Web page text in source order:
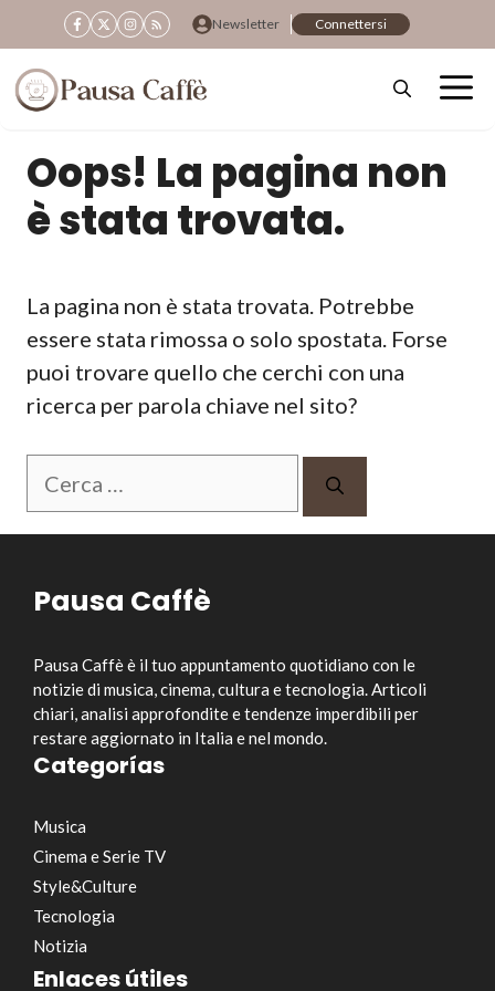
al
contenuto
Newsletter Connettersi
Oops! La pagina non
è stata trovata.
La pagina non è stata trovata. Potrebbe
essere stata rimossa o solo spostata. Forse
puoi trovare quello che cerchi con una
ricerca per parola chiave nel sito?
Ricerca
Pausa Caffè
Pausa Caffè è il tuo appuntamento quotidiano con le
notizie di musica, cinema, cultura e tecnologia. Articoli
chiari, analisi approfondite e tendenze imperdibili per
restare aggiornato in Italia e nel mondo.
Categorías
Musica
Cinema e Serie TV
Style&Culture
Tecnologia
Notizia
Enlaces útiles